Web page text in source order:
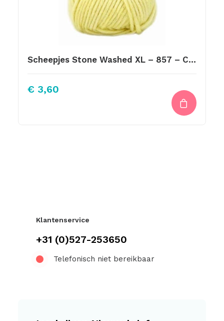
Scheepjes Stone Washed XL – 857 – Citrine
€ 3,60
Klantenservice
+31 (0)527-253650
Telefonisch niet bereikbaar